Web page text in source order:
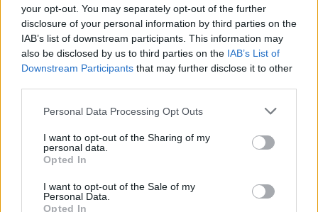
your opt-out. You may separately opt-out of the further
disclosure of your personal information by third parties on the
IAB’s list of downstream participants. This information may
also be disclosed by us to third parties on the IAB’s List of
Downstream Participants that may further disclose it to other
Please note that this website/app uses one or more Google
not limited to your visit or usage behaviour. You may click to
grant or deny consent to Google and its third-party tags to
use your data for below specified purposes in below Google
consent section.
Personal Data Processing Opt Outs
I want to opt-out of the Sharing of my
personal data.
Opted In
I want to opt-out of the Sale of my
Personal Data.
Opted In
Συγκεκριμένα η τελική τιμή για κατανάλωση έως
500 κιλοβατώρες το μήνα είναι 12,8 σεντςανά
κιλοβατώρα (από 13,635 σεντς τον Ιανουάριο) ενώ
σεντς (από 11,155 τον
Ιανουάριο).